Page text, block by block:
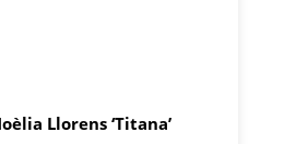
Llorens ‘Titana’